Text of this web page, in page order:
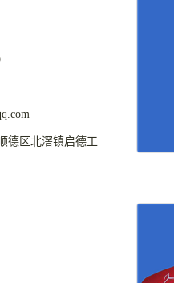
德区北滘镇启德工